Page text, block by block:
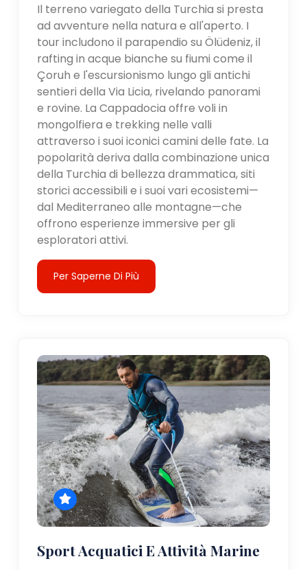
Il terreno variegato della Turchia si presta
ad avventure nella natura e all'aperto. I
tour includono il parapendio su Ölüdeniz, il
rafting in acque bianche su fiumi come il
Çoruh e l'escursionismo lungo gli antichi
sentieri della Via Licia, rivelando panorami
e rovine. La Cappadocia offre voli in
mongolfiera e trekking nelle valli
attraverso i suoi iconici camini delle fate. La
popolarità deriva dalla combinazione unica
della Turchia di bellezza drammatica, siti
storici accessibili e i suoi vari ecosistemi—
dal Mediterraneo alle montagne—che
offrono esperienze immersive per gli
esploratori attivi.
Per Saperne Di Più
Sport Acquatici E Attività Marine